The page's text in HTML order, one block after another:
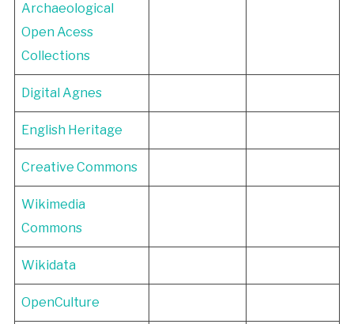
Archaeological
Open Acess
Collections
Digital Agnes
English Heritage
Creative Commons
Wikimedia
Commons
Wikidata
OpenCulture